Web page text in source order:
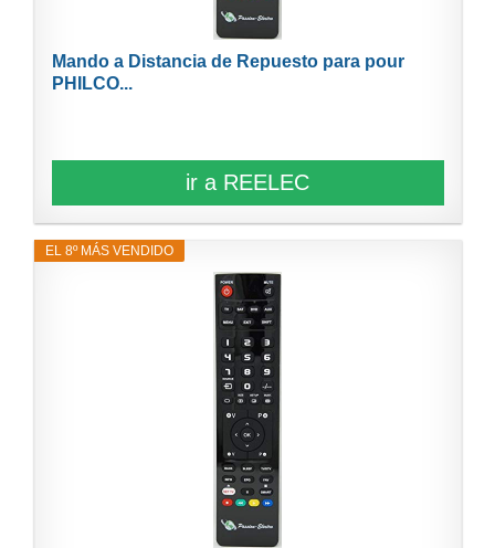
Mando a Distancia de Repuesto para pour
PHILCO...
ir a REELEC
EL 8º MÁS VENDIDO